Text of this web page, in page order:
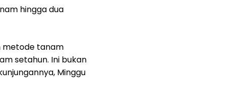
hingga dua
metode tanam
setahun. Ini bukan
Minggu